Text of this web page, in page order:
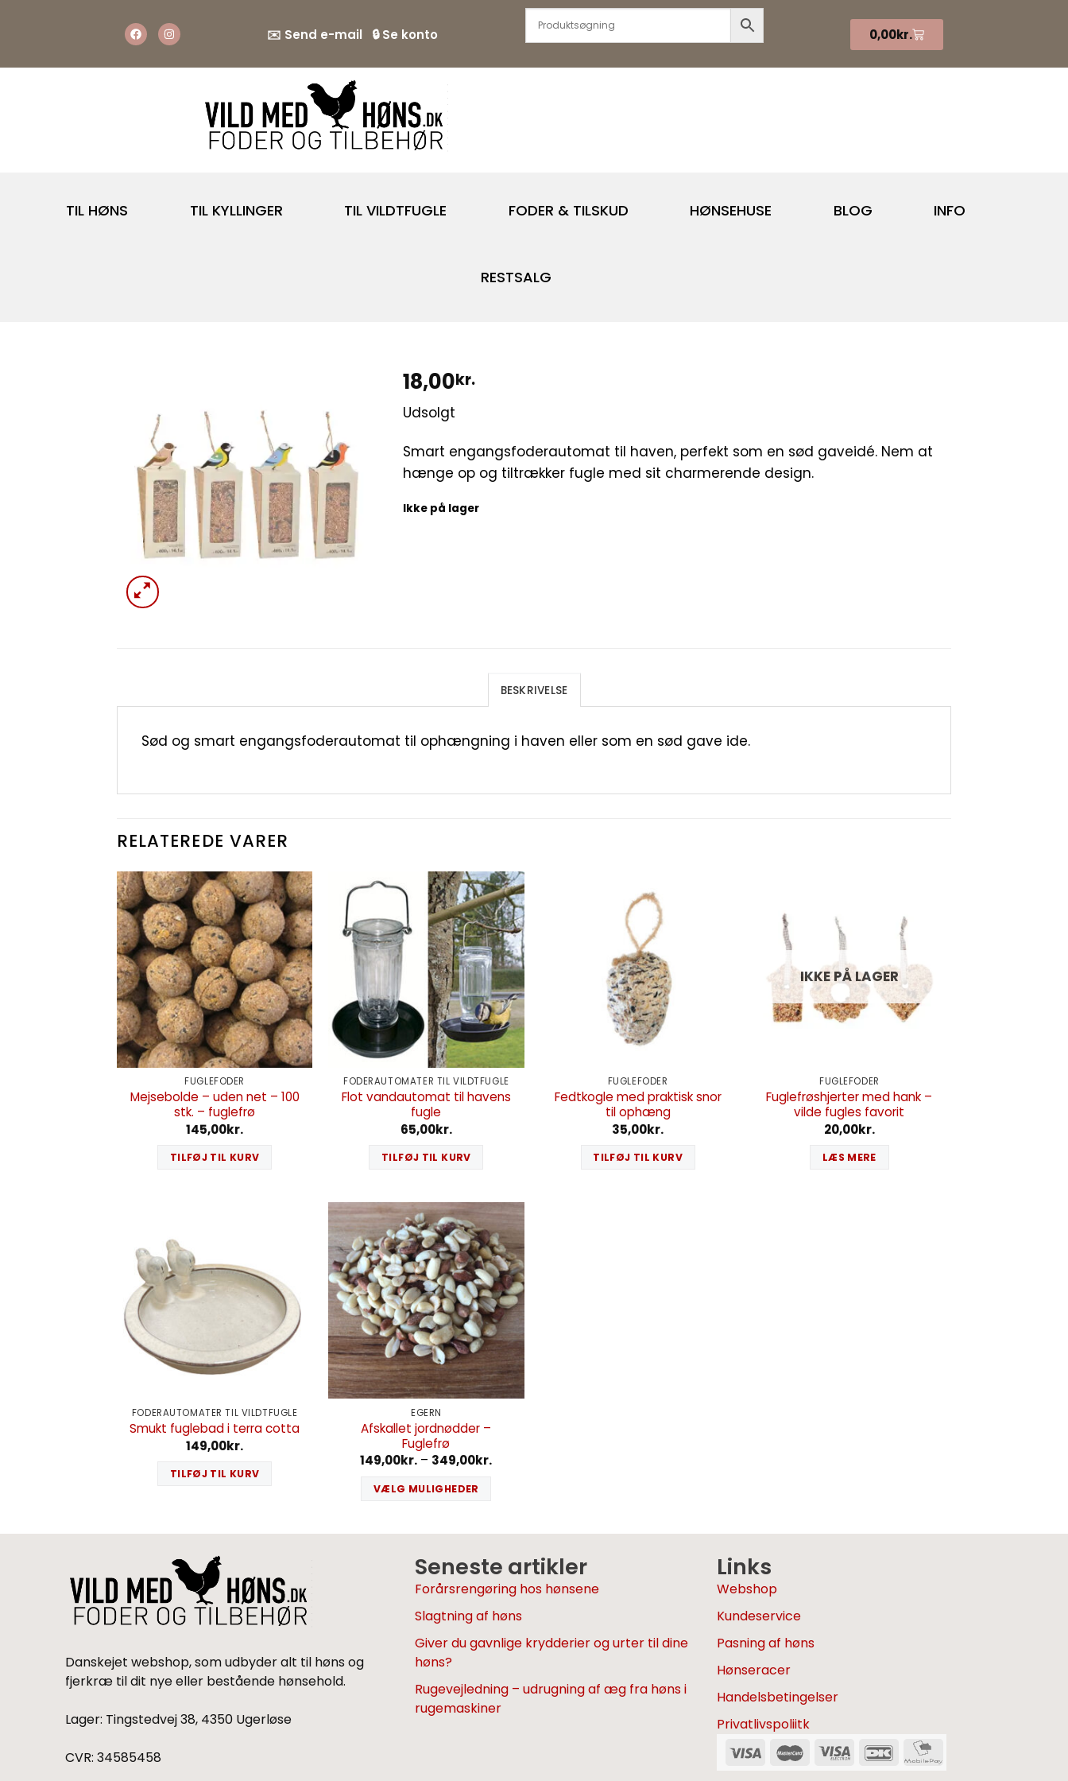
✉️ Send e-mail 🔒Se konto 0,00kr.
TIL HØNS TIL KYLLINGER TIL VILDTFUGLE FODER & TILSKUD HØNSEHUSE BLOG INFO
RESTSALG
18,00kr.
Udsolgt
Smart engangsfoderautomat til haven, perfekt som en sød gaveidé. Nem at
hænge op og tiltrækker fugle med sit charmerende design.
Ikke på lager
BESKRIVELSE
Sød og smart engangsfoderautomat til ophængning i haven eller som en sød gave ide.
RELATEREDE VARER
FUGLEFODER
Mejsebolde – uden net – 100
stk. – fuglefrø
145,00kr.
TILFØJ TIL KURV
FODERAUTOMATER TIL VILDTFUGLE
Flot vandautomat til havens
fugle
65,00kr.
TILFØJ TIL KURV
FUGLEFODER
Fedtkogle med praktisk snor
til ophæng
35,00kr.
TILFØJ TIL KURV
IKKE PÅ LAGER
FUGLEFODER
Fuglefrøshjerter med hank –
vilde fugles favorit
20,00kr.
LÆS MERE
FODERAUTOMATER TIL VILDTFUGLE
Smukt fuglebad i terra cotta
149,00kr.
TILFØJ TIL KURV
EGERN
Afskallet jordnødder –
Fuglefrø
149,00kr. – 349,00kr.
VÆLG MULIGHEDER
Danskejet webshop, som udbyder alt til høns og
fjerkræ til dit nye eller bestående hønsehold.
Lager: Tingstedvej 38, 4350 Ugerløse
CVR: 34585458
Seneste artikler
Forårsrengøring hos hønsene
Slagtning af høns
Giver du gavnlige krydderier og urter til dine
høns?
Rugevejledning – udrugning af æg fra høns i
rugemaskiner
Links
Webshop
Kundeservice
Pasning af høns
Hønseracer
Handelsbetingelser
Privatlivspoliitk